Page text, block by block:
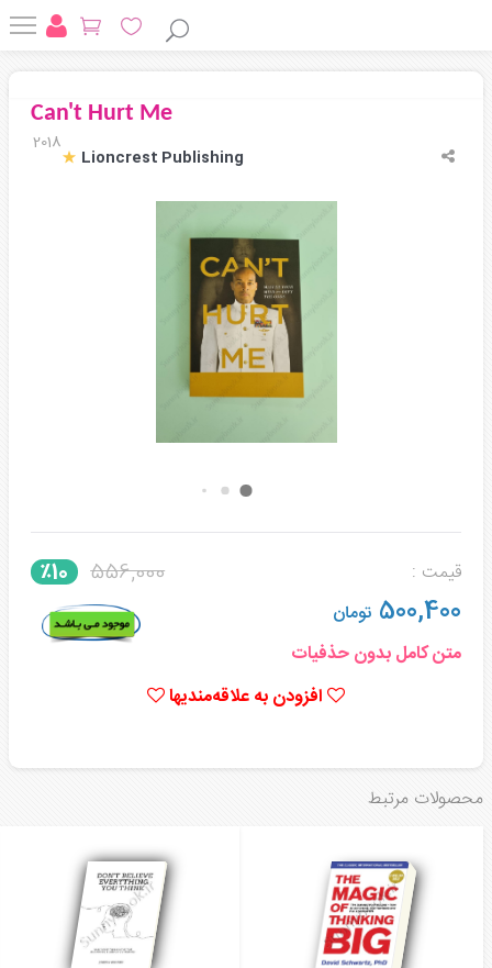
Can't Hurt Me
2018
Lioncrest Publishing
قیمت : 556,000 ٪10
500,400 تومان
متن کامل بدون حذفیات
افزودن به علاقه‌مندیها
محصولات مرتبط